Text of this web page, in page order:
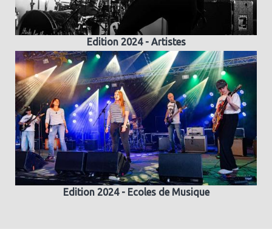
Edition 2024 - Artistes
Edition 2024 - Ecoles de Musique